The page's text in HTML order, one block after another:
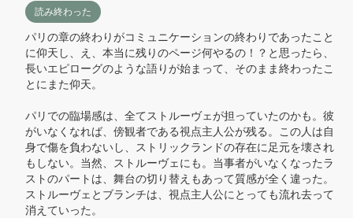
読み終わった
パリの章の終わりがコミュニケーションの終わりであったこと
に仰天し、え、本当に残りのページ何やるの！？と思ったら、
長いエピローグのような語りが始まって、そのまま終わったこ
とにまた仰天。
パリでの臨場感は、全てストルーヴェが担っていたのかも。彼
がいなくなれば、傍観者である視点主人公が残る。この人は自
身で傷を負わないし、ストリックランドの存在に足元を壊され
もしない。当然、ストルーヴェにも。当事者がいなくなったラ
ストのパートは、舞台の切り替えもあって質感が全く違った。
ストルーヴェとブランチは、視点主人公にとっても流れ去って
消えていった。